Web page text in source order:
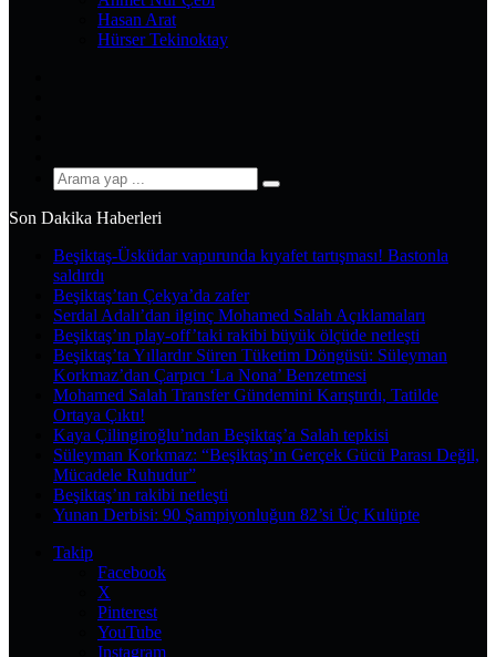
Hasan Arat
Hürser Tekinoktay
Arama
Son Dakika Haberleri
Beşiktaş-Üsküdar vapurunda kıyafet tartışması! Bastonla
saldırdı
Beşiktaş’tan Çekya’da zafer
Serdal Adalı’dan ilginç Mohamed Salah Açıklamaları
Beşiktaş’ın play-off’taki rakibi büyük ölçüde netleşti
Beşiktaş’ta Yıllardır Süren Tüketim Döngüsü: Süleyman
Korkmaz’dan Çarpıcı ‘La Nona’ Benzetmesi
Mohamed Salah Transfer Gündemini Karıştırdı, Tatilde
Ortaya Çıktı!
Kaya Çilingiroğlu’ndan Beşiktaş’a Salah tepkisi
Süleyman Korkmaz: “Beşiktaş’ın Gerçek Gücü Parası Değil,
Mücadele Ruhudur”
Beşiktaş’ın rakibi netleşti
Yunan Derbisi: 90 Şampiyonluğun 82’si Üç Kulüpte
Takip
Facebook
X
Pinterest
YouTube
Instagram